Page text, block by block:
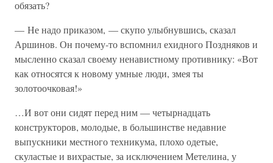
обязать?
— Не надо приказом, — скупо улыбнувшись, сказал
Аршинов. Он почему-то вспомнил ехидного Поздняков и
мысленно сказал своему ненавистному противнику: «Вот
как относятся к новому умные люди, змея ты
золотоочковая!»
…И вот они сидят перед ним — четырнадцать
конструкторов, молодые, в большинстве недавние
выпускники местного техникума, плохо одетые,
скуластые и вихрастые, за исключением Метелина, у